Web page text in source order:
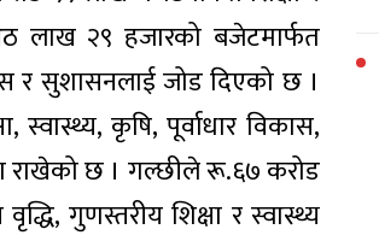
लाख २९ हजारको बजेटमार्फत
र सुशासनलाई जोड दिएको छ ।
कृषि, पूर्वाधार विकास,
राखेको छ । गल्छीले रू.६७ करोड
गुणस्तरीय शिक्षा र स्वास्थ्य